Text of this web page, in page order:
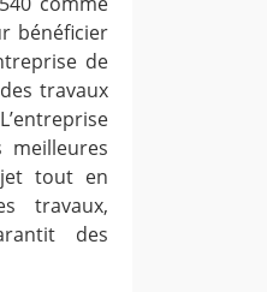
bénéficier
de
travaux
tout en
travaux,
des